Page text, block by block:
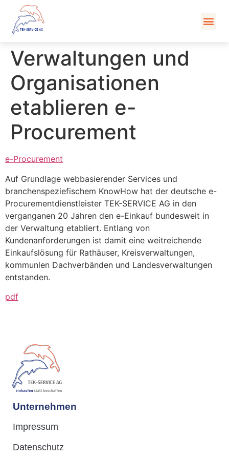
Verwaltungen und
Organisationen
etablieren e-
Procurement
e-Procurement
Auf Grundlage webbasierender Services und
branchenspeziefischem KnowHow hat der deutsche e-
Procurementdienstleister TEK-SERVICE AG in den
verganganen 20 Jahren den e-Einkauf bundesweit in
der Verwaltung etabliert. Entlang von
Kundenanforderungen ist damit eine weitreichende
Einkaufslösung für Rathäuser, Kreisverwaltungen,
kommunlen Dachverbänden und Landesverwaltungen
entstanden.
pdf
Unternehmen
Impressum
Datenschutz